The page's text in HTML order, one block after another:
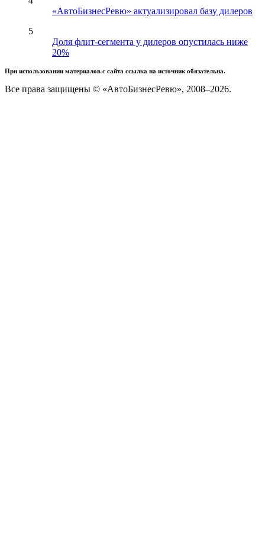
«АвтоБизнесРевю» актуализировал базу дилеров
5
Доля флит-сегмента у дилеров опустилась ниже
20%
При использовании материалов с сайта ссылка на источник обязательна.
Все права защищены © «АвтоБизнесРевю», 2008–2026.